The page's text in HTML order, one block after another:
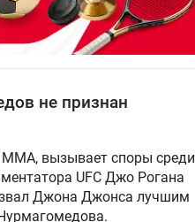
не признан
вызывает споры среди
UFC Джо Рогана
Джона Джонса лучшим